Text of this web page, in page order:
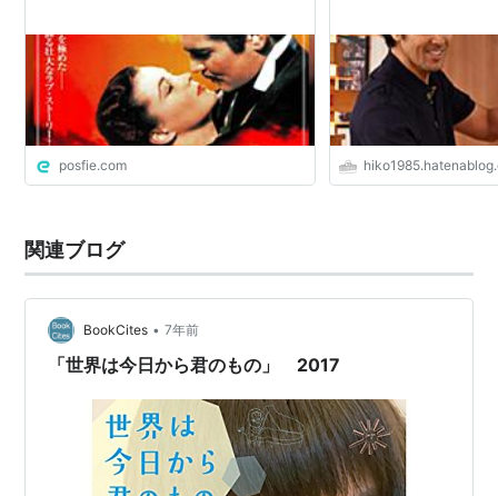
posfie.com
関連ブログ
BookCites • 7年前
「世界は今日から君のもの」 2017